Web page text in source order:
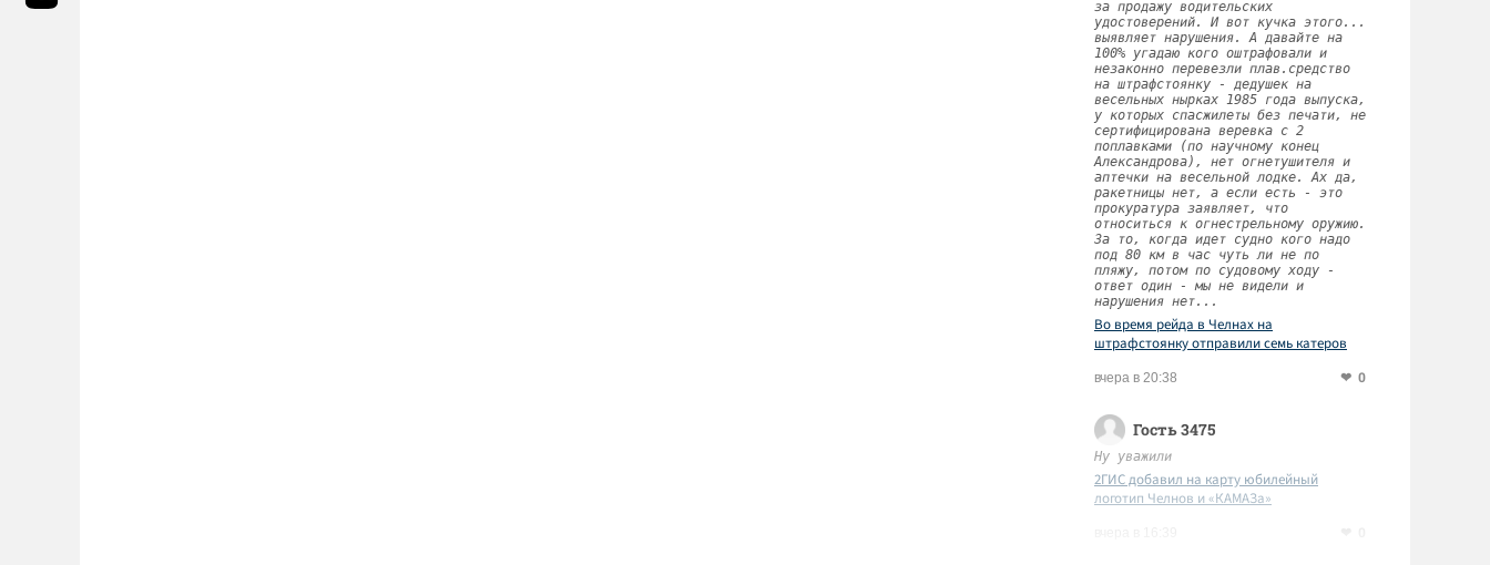
за продажу водительских
удостоверений. И вот кучка этого...
выявляет нарушения. А давайте на
100% угадаю кого оштрафовали и
незаконно перевезли плав.средство
на штрафстоянку - дедушек на
весельных нырках 1985 года выпуска,
у которых спасжилеты без печати, не
сертифицирована веревка с 2
поплавками (по научному конец
Александрова), нет огнетушителя и
аптечки на весельной лодке. Ах да,
ракетницы нет, а если есть - это
прокуратура заявляет, что
относиться к огнестрельному оружию.
За то, когда идет судно кого надо
под 80 км в час чуть ли не по
пляжу, потом по судовому ходу -
ответ один - мы не видели и
нарушения нет...
Во время рейда в Челнах на
штрафстоянку отправили семь катеров
вчера в 20:38 0
Гость 3475
Ну уважили
2ГИС добавил на карту юбилейный
логотип Челнов и «КАМАЗа»